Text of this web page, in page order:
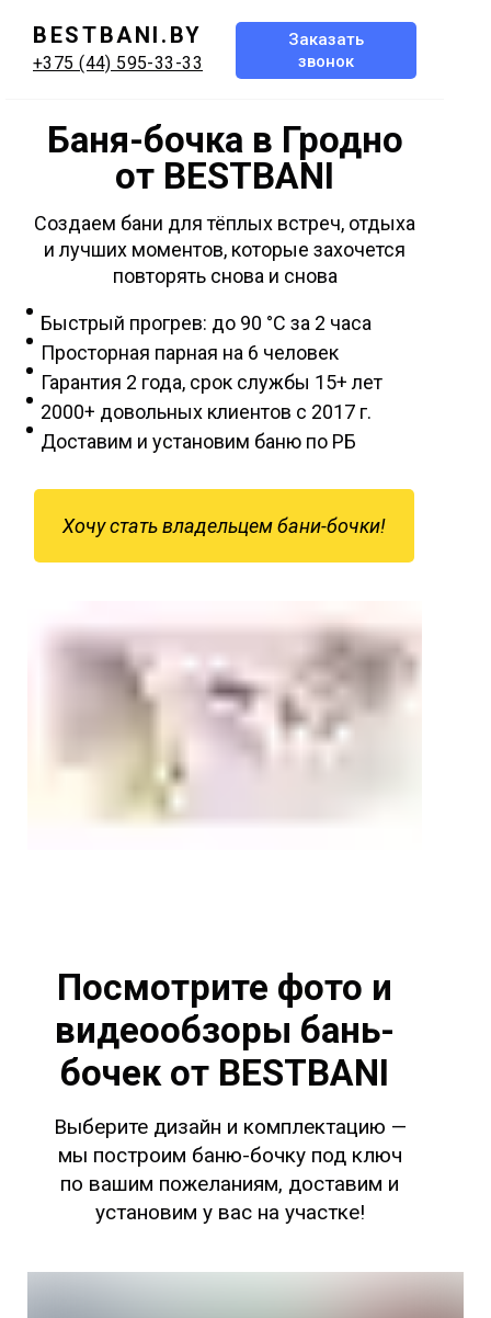
+375 (44) 595-33-33
Заказать
звонок
BESTBANI.BY
Хочу стать владельцем бани-бочки!
Создаем бани для тёплых встреч, отдыха
и лучших моментов, которые захочется
повторять снова и снова
Баня-бочка в Гродно
от BESTBANI
Быстрый прогрев: до 90 °C за 2 часа
Просторная парная на 6 человек
Гарантия 2 года, срок службы 15+ лет
2000+ довольных клиентов с 2017 г.
Доставим и установим баню по РБ
Выберите дизайн и комплектацию —
мы построим баню-бочку под ключ
по вашим пожеланиям, доставим и
установим у вас на участке!
Посмотрите фото и
видеообзоры бань-
бочек от BESTBANI